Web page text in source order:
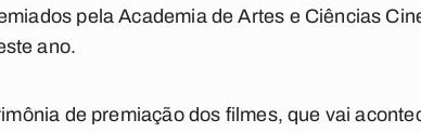
pela Academia de Artes e Ciências
ano.
de premiação dos filmes, que vai